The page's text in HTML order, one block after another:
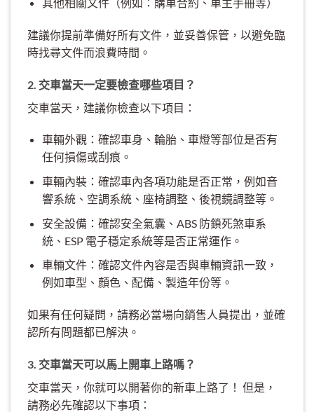
建議你提前準備好所有文件，並妥善保管，以避免臨
時找尋文件而浪費時間。
2. 交車當天一定要檢查哪些項目？
交車當天，建議你檢查以下項目：
車輛外觀：確認車身、輪胎、車燈等部位是否有
任何損傷或刮痕。
車輛內裝：確認車內各項功能是否正常，例如音
響系統、空調系統、座椅調整、後視鏡調整等。
安全設備：確認安全氣囊、ABS 防鎖死煞車系
統、ESP 電子穩定系統等是否正常運作。
車輛文件：確認文件內容是否與車輛資訊一致，
例如車型、顏色、配備、製造年份等。
如果有任何疑問，請務必當場向銷售人員提出，並確
認所有問題都已解決。
3. 交車當天可以馬上開車上路嗎？
交車當天，你就可以開著你的新車上路了！ 但是，
請務必先確認以下事項：